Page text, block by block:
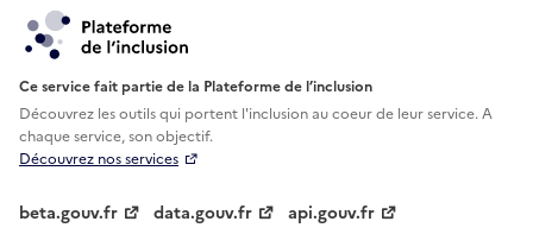
Ce service fait partie de la Plateforme de l’inclusion
Découvrez les outils qui portent l'inclusion aucoeur de leur service. A
chaque service, son objectif.
Découvrez nos services
beta.gouv.fr data.gouv.fr api.gouv.fr